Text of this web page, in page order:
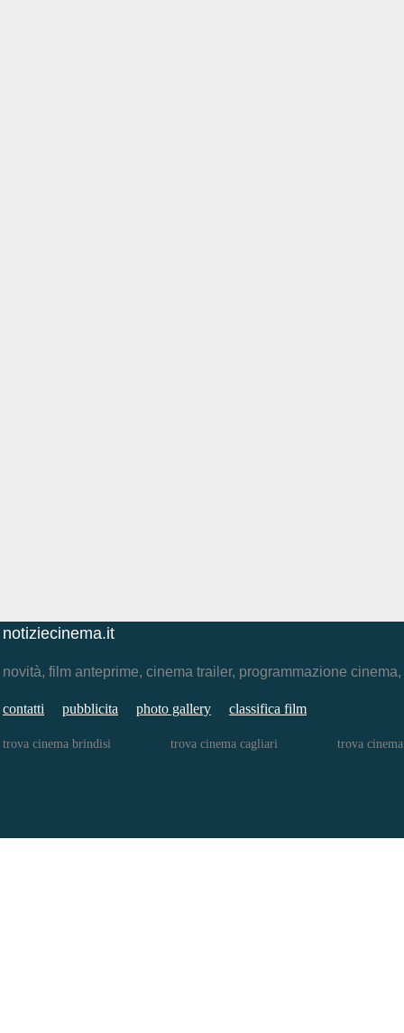
notiziecinema.it
novità, film anteprime, cinema trailer, programmazione
contatti pubblicita photo gallery classifica film
trova cinema brindisi trova cinema cagliari trova